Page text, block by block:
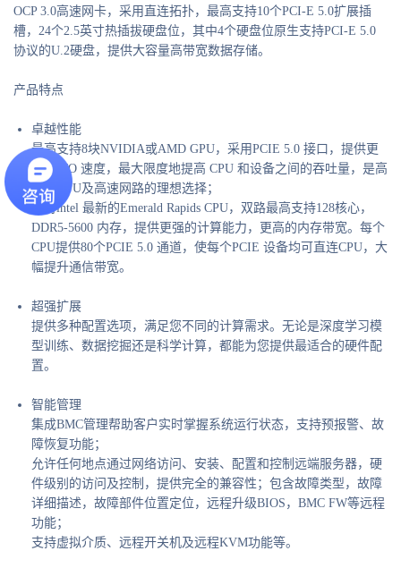
OCP 3.0高速网卡，采用直连拓扑，最高支持10个PCI-E 5.0扩展插
槽，24个2.5英寸热插拔硬盘位，其中4个硬盘位原生支持PCI-E 5.0
协议的U.2硬盘，提供大容量高带宽数据存储。
产品特点
卓越性能
最高支持8块NVIDIA或AMD GPU，采用PCIE 5.0 接口，提供更
高的 I/O 速度，最大限度地提高 CPU 和设备之间的吞吐量，是高
性能GPU及高速网路的理想选择；
支持intel 最新的Emerald Rapids CPU，双路最高支持128核心，
DDR5-5600 内存，提供更强的计算能力，更高的内存带宽。每个
CPU提供80个PCIE 5.0 通道，使每个PCIE 设备均可直连CPU，大
幅提升通信带宽。
超强扩展
提供多种配置选项，满足您不同的计算需求。无论是深度学习模
型训练、数据挖掘还是科学计算，都能为您提供最适合的硬件配
置。
智能管理
集成BMC管理帮助客户实时掌握系统运行状态，支持预报警、故
障恢复功能；
允许任何地点通过网络访问、安装、配置和控制远端服务器，硬
件级别的访问及控制，提供完全的兼容性；包含故障类型，故障
详细描述，故障部件位置定位，远程升级BIOS，BMC FW等远程
功能；
支持虚拟介质、远程开关机及远程KVM功能等。